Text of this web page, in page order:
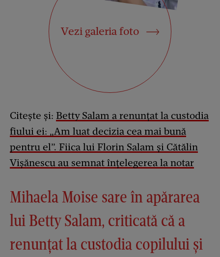
Vezi galeria foto
Citește și: Betty Salam a renunțat la custodia
fiului ei: „Am luat decizia cea mai bună
pentru el”. Fiica lui Florin Salam și Cătălin
Vișănescu au semnat înțelegerea la notar
Mihaela Moise sare în apărarea
lui Betty Salam, criticată că a
renunțat la custodia copilului și